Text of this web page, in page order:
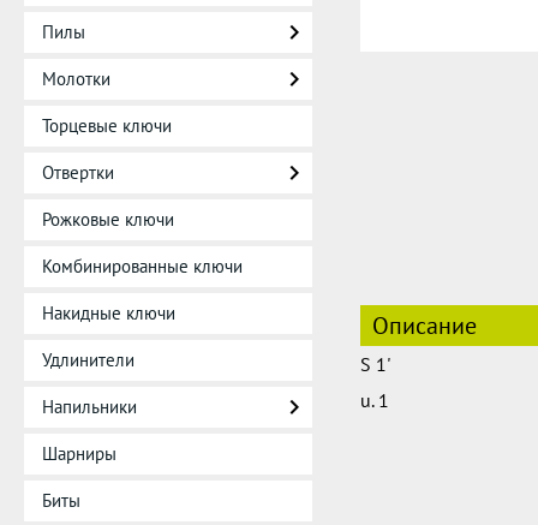
Пилы
Молотки
Торцевые ключи
Отвертки
Рожковые ключи
Комбинированные ключи
Накидные ключи
Удлинители
Напильники
Шарниры
Биты
Описание
S 1'
u. 1